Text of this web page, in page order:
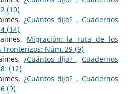
(10)
¿Cuántos dijo? ,Cuadernos
(14)
Migración: la ruta de los
Fronterizos: Núm. 29 (9)
¿Cuántos dijo? ,Cuadernos
(12)
¿Cuántos dijo? ,Cuadernos
(9)